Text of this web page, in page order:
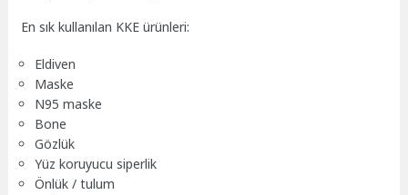
En sık kullanılan KKE ürünleri:
Eldiven
Maske
N95 maske
Bone
Gözlük
Yüz koruyucu siperlik
Önlük / tulum